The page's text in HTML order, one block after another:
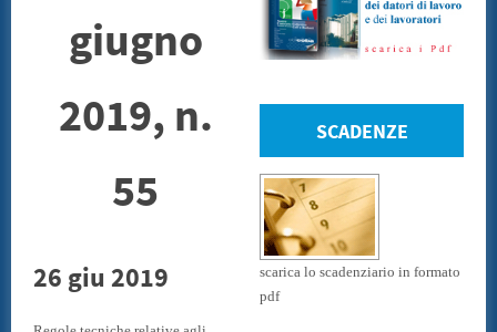
giugno
2019, n.
55
26 giu 2019
SCADENZE
scarica lo scadenziario in formato
pdf